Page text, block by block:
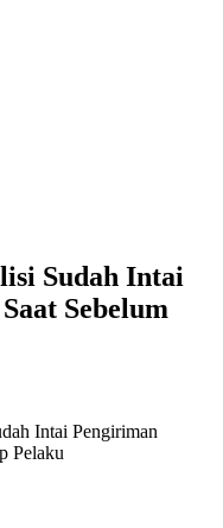
Sudah Intai
Sebelum